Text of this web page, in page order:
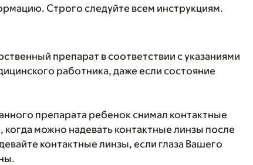
Строго следуйте всем инструкциям.
препарат в соответствии с указаниями
работника, даже если состояние
препарата ребенок снимал контактные
можно надевать контактные линзы после
контактные линзы, если глаза Вашего